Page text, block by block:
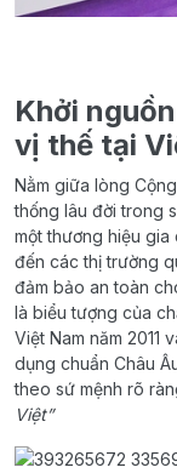
Khởi
vị thế tại
Nằm giữa lòng
thống lâu đời trong
một thương hiệu gia
đến các thị trường
đảm bảo an toàn
là biểu tượng của
Việt Nam năm 2011
dụng chuẩn Châu
theo sứ mệnh rõ
Việt”